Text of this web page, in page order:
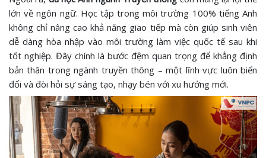
lớn về ngôn ngữ. Học tập trong môi trường 100% tiếng Anh
không chỉ nâng cao khả năng giao tiếp mà còn giúp sinh viên
dễ dàng hòa nhập vào môi trường làm việc quốc tế sau khi
tốt nghiệp. Đây chính là bước đệm quan trọng để khẳng định
bản thân trong ngành truyền thông – một lĩnh vực luôn biến
đổi và đòi hỏi sự sáng tạo, nhạy bén với xu hướng mới.